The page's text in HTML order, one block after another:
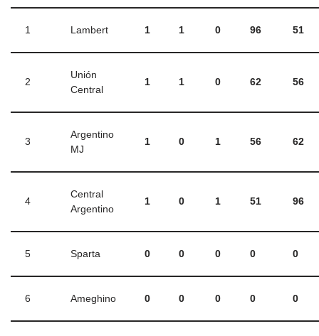
1 Lambert 1 1 0 96 51
2
Unión
Central
1 1 0 62 56
3
Argentino
MJ
1 0 1 56 62
4
Central
Argentino
1 0 1 51 96
5 Sparta 0 0 0 0 0
6 Ameghino 0 0 0 0 0